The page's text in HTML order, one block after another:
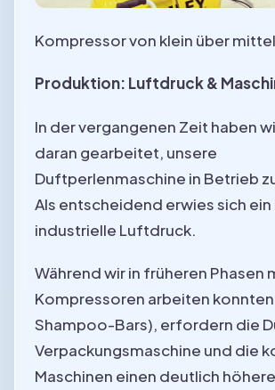
Kompressor von klein über
Produktion: Luftdruck &
In der vergangenen Zeit haben
daran gearbeitet, unsere
Duftperlenmaschine in Betrieb
Als entscheidend erwies sich
industrielle Luftdruck.
Während wir in früheren Phasen
Kompressoren arbeiten konnten
Shampoo-Bars), erfordern die
Verpackungsmaschine und die
Maschinen einen deutlich